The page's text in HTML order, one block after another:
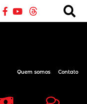
Quem somos Contato